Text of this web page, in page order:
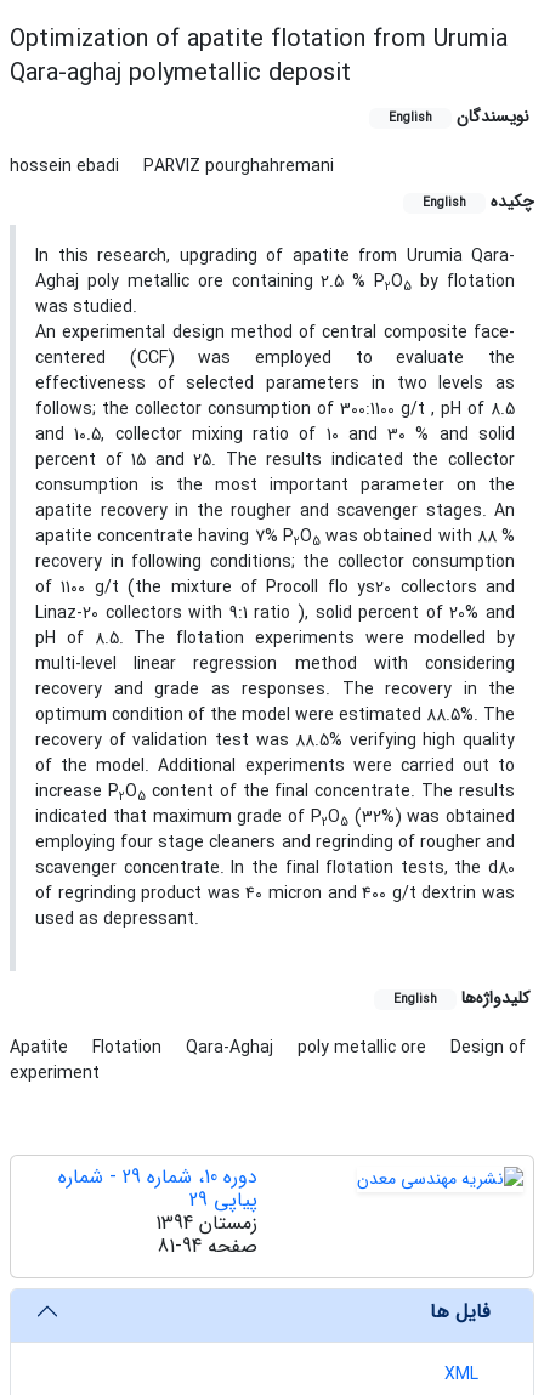
Optimization of apatite flotation from Urumia
Qara-aghaj polymetallic deposit
نویسندگان English
hossein ebadi
PARVIZ pourghahremani
چکیده
English
In this research, upgrading of apatite from Urumia Qara-
Aghaj poly metallic ore containing 2.5 % P2O5 by flotation
was studied.
An experimental design method of central composite face-
centered (CCF) was employed to evaluate the
effectiveness of selected parameters in two levels as
follows; the collector consumption of 300:1100 g/t , pH of 8.5
and 10.5, collector mixing ratio of 10 and 30 % and solid
percent of 15 and 25. The results indicated the collector
consumption is the most important parameter on the
apatite recovery in the rougher and scavenger stages. An
apatite concentrate having 7% P2O5was obtained with 88 %
recovery in following conditions; the collector consumption
of 1100 g/t (the mixture of Procoll flo ys20 collectors and
Linaz-20 collectors with 9:1 ratio ), solid percent of 20% and
pH of 8.5. The flotation experiments were modelled by
multi-level linear regression method with considering
recovery and grade as responses. The recovery in the
optimum condition of the model were estimated 88.5%. The
recovery of validation test was 88.5% verifying high quality
of the model. Additional experiments were carried out to
increase P2O5content of the final concentrate. The results
indicated that maximum grade of P2O5(32%) was obtained
employing four stage cleaners and regrinding of rougher and
scavenger concentrate. In the final flotation tests, the d80
of regrinding product was 40 micron and 400 g/t dextrin was
used as depressant.
کلیدواژه‌ها English
Apatite Flotation Qara-Aghaj poly metallic ore
Design of
experiment
دوره 10، شماره 29 - شماره
پیاپی 29
زمستان 1394
صفحه 81-94
فایل ها
XML